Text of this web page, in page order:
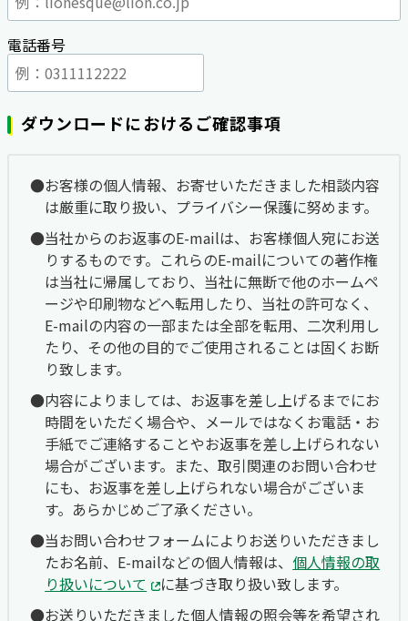
電話番号
ダウンロードにおけるご確認事項
お客様の個人情報、お寄せいただきました相談内容
は厳重に取り扱い、プライバシー保護に努めます。
当社からのお返事のE-mailは、お客様個人宛にお送
りするものです。これらのE-mailについての著作権
は当社に帰属しており、当社に無断で他のホームペ
ージや印刷物などへ転用したり、当社の許可なく、
E-mailの内容の一部または全部を転用、二次利用し
たり、その他の目的でご使用されることは固くお断
り致します。
内容によりましては、お返事を差し上げるまでにお
時間をいただく場合や、メールではなくお電話・お
手紙でご連絡することやお返事を差し上げられない
場合がございます。また、取引関連のお問い合わせ
にも、お返事を差し上げられない場合がございま
す。あらかじめご了承ください。
当お問い合わせフォームによりお送りいただきまし
たお名前、E-mailなどの個人情報は、 個人情報の取
り扱いについて
に基づき取り扱い致します。
お送りいただきました個人情報の照会等を希望され